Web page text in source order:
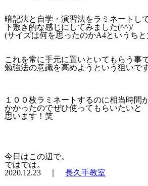
暗記法と自学・演習法をラミネートし
下敷き的な感じにしてみました(^^)/
(サイズは何を思ったのかA4というち
これを常に手元に置いといてもらう事で
勉強法の意識を高めようという狙いで
１００枚ラミネートするのに相当時間
かかったのでぜひ使ってもらいたいと
思います！笑
今日はこの辺で。
ではでは。
2020.12.23 ｜ 長久手教室